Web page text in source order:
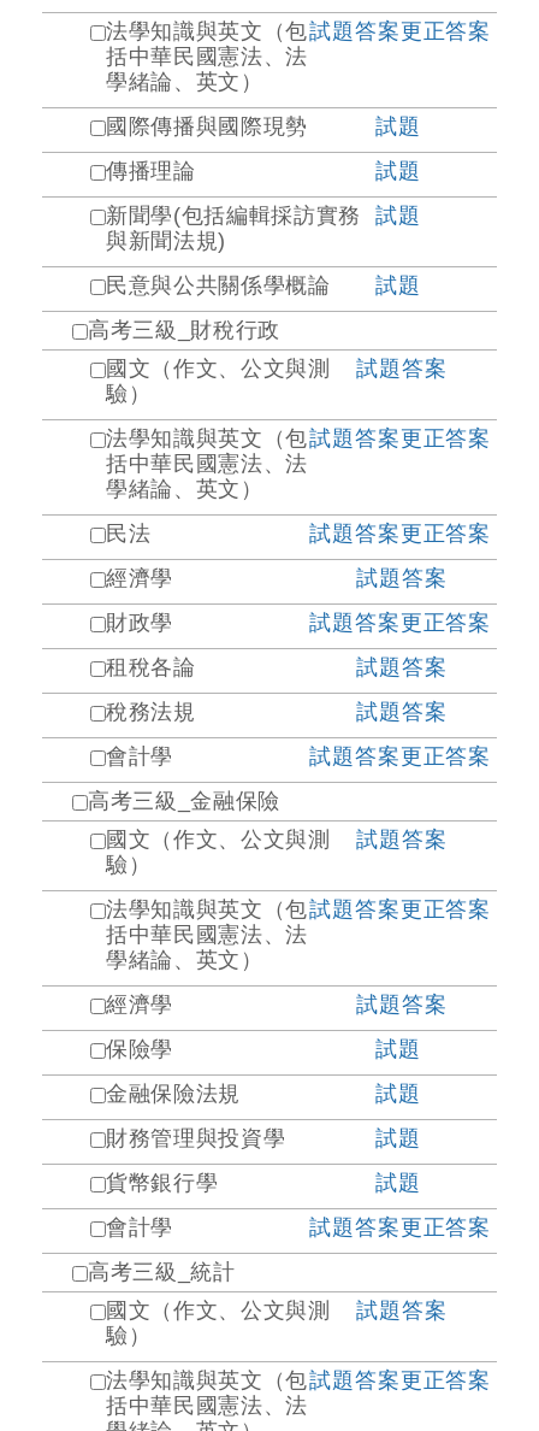
法學知識與英文（包
括中華民國憲法、法
學緒論、英文）
試題答案更正答案
國際傳播與國際現勢
試題
傳播理論
試題
新聞學(包括編輯採訪實務
與新聞法規)
試題
民意與公共關係學概論
試題
高考三級_財稅行政
國文（作文、公文與測
驗）
試題答案
法學知識與英文（包
括中華民國憲法、法
學緒論、英文）
試題答案更正答案
民法 試題答案更正答案
經濟學
試題答案
財政學
試題答案更正答案
租稅各論
試題答案
稅務法規
試題答案
會計學
試題答案更正答案
高考三級_金融保險
國文（作文、公文與測
驗）
試題答案
法學知識與英文（包
括中華民國憲法、法
學緒論、英文）
試題答案更正答案
經濟學 試題答案
保險學
試題
金融保險法規
試題
財務管理與投資學
試題
貨幣銀行學
試題
會計學
試題答案更正答案
高考三級_統計
國文（作文、公文與測
驗）
試題答案
法學知識與英文（包
括中華民國憲法、法
試題答案更正答案